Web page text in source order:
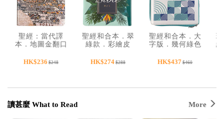
聖經：當代譯
本．地圖金翻口
裝．
HK$236 $248
聖經和合本．翠
綠款．彩繪皮
紅字．姆指索
HK$274 $288
聖經和合本．大
字版．幾何綠色
鏈．姆指索引．
HK$437 $460
讀甚麼 What to Read More